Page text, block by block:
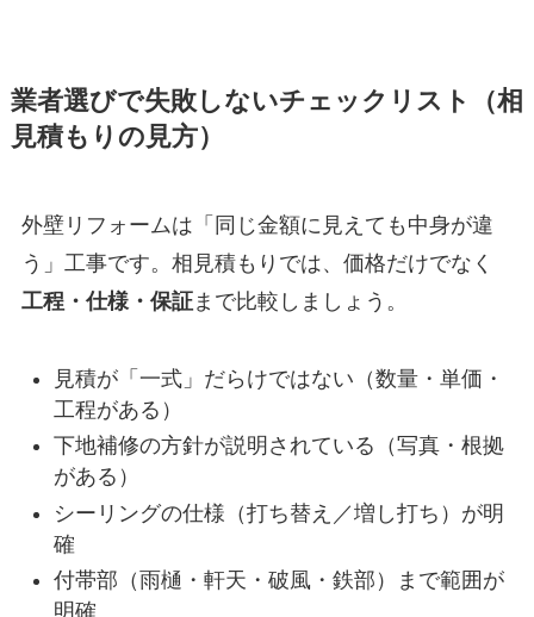
業者選びで失敗しないチェックリスト（相
見積もりの見方）
外壁リフォームは「同じ金額に見えても中身が違
う」工事です。相見積もりでは、価格だけでなく
工程・仕様・保証まで比較しましょう。
見積が「一式」だらけではない（数量・単価・
工程がある）
下地補修の方針が説明されている（写真・根拠
がある）
シーリングの仕様（打ち替え／増し打ち）が明
確
付帯部（雨樋・軒天・破風・鉄部）まで範囲が
明確